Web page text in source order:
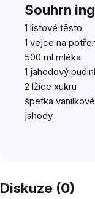
Souhrn
1 listové těsto
1 vejce na
500 ml mléka
1 jahodový
2 lžíce xukru
špetka
jahody
Diskuze (0)